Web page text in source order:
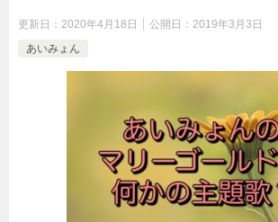
更新日： 2020年4月18日 公開日： 2019年3月3日
あいみょん